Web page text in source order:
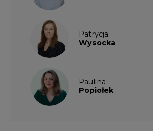
Patrycja
Wysocka
Paulina
Popiołek